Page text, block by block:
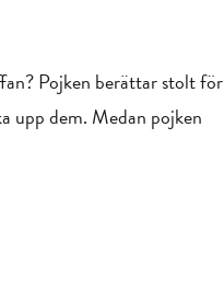
Pojken berättar stolt för
upp dem. Medan pojken